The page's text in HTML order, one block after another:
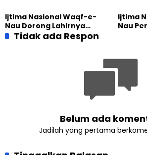
Pengabdian
Dunia
Ijtima Nasional Waqf-e-
Nau Dorong Lahirnya
Generasi Pengkhidmat
Ijtima
Nau
Tidak ada Respon
Belum ada
Jadilah yang pertama